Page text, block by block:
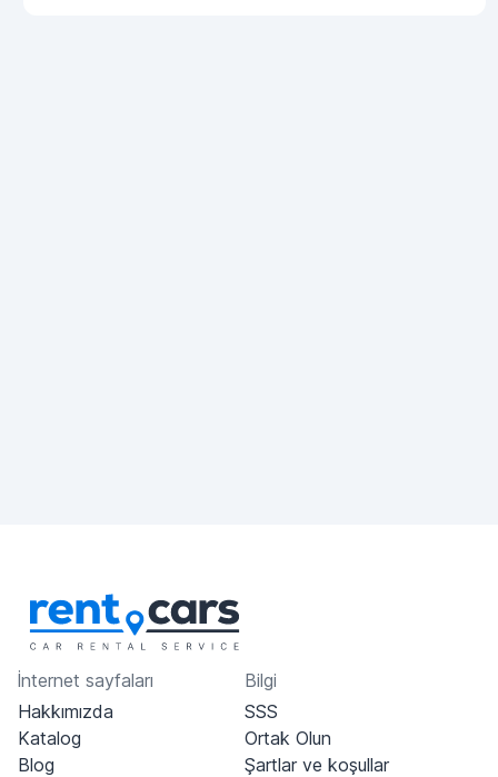
İnternet sayfaları
Hakkımızda
Katalog
Blog
Bilgi
SSS
Ortak Olun
Şartlar ve koşullar